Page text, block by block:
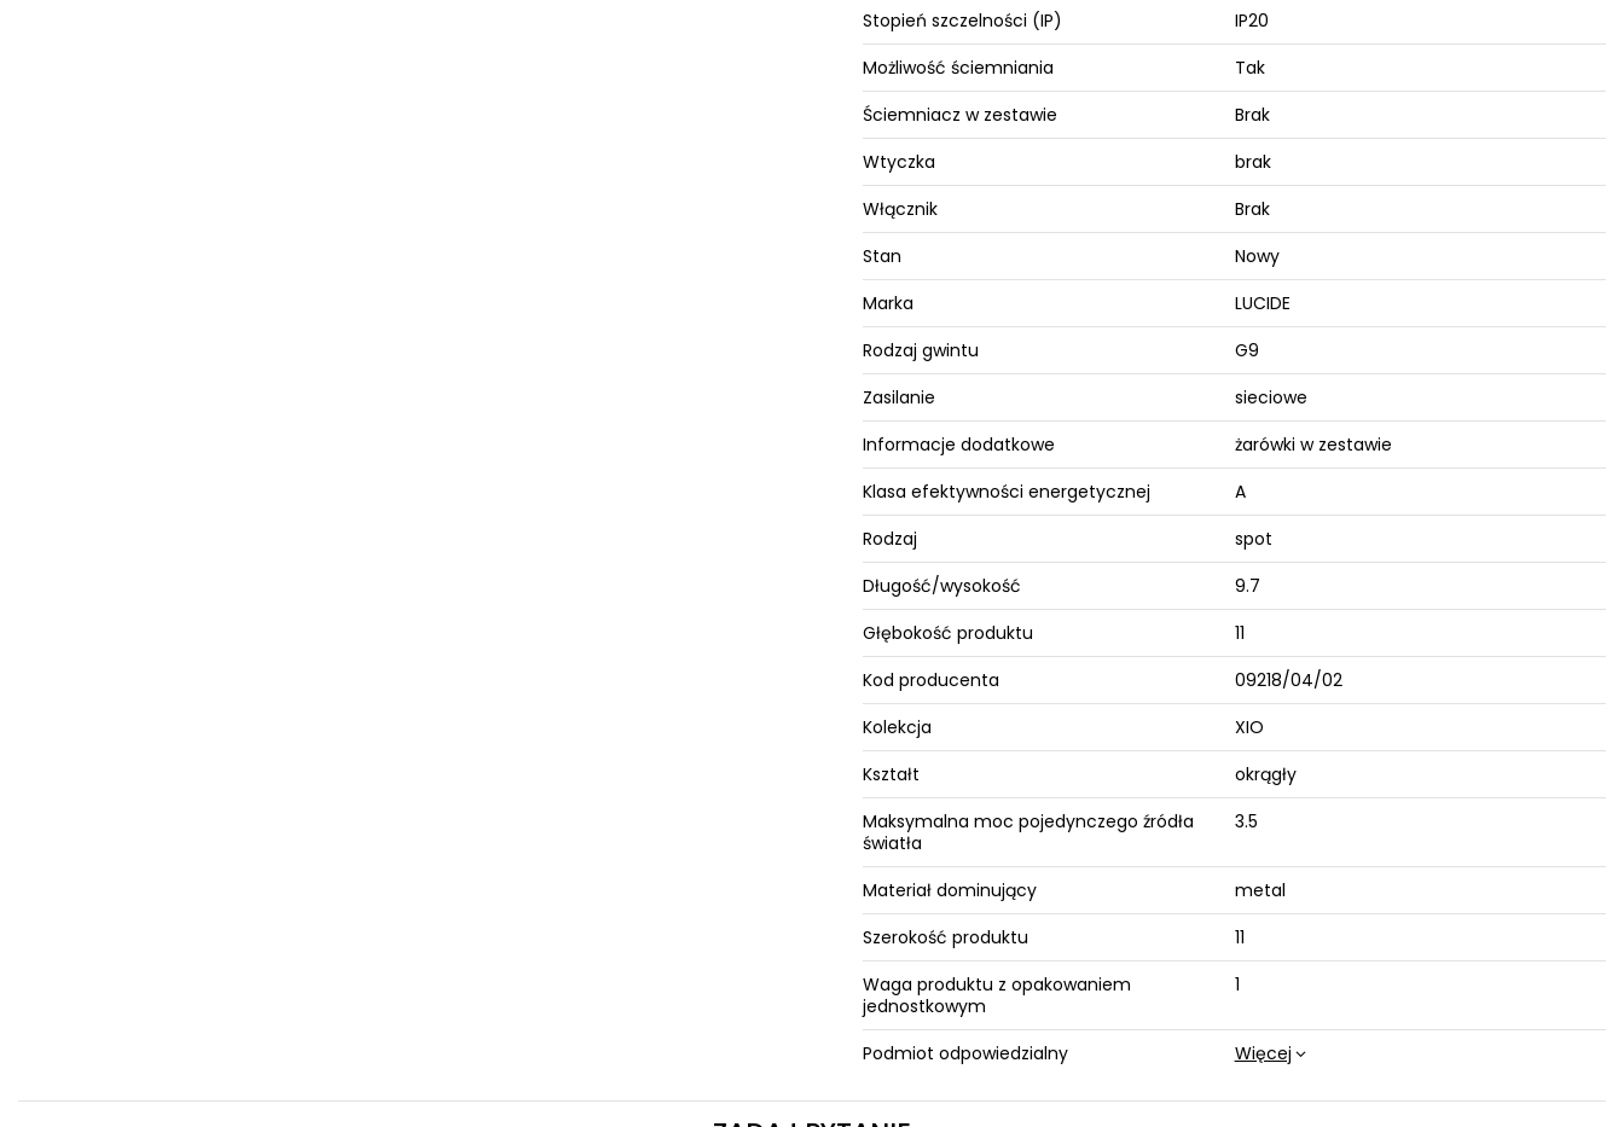
Stopień szczelności (IP)
IP20
Możliwość ściemniania
Tak
Ściemniacz w zestawie
Brak
Wtyczka
brak
Włącznik
Brak
Stan
Nowy
Marka
LUCIDE
Rodzaj gwintu
G9
Zasilanie
sieciowe
Informacje dodatkowe
żarówki w zestawie
Klasa efektywności energetycznej
A
Rodzaj
spot
Długość/wysokość
9.7
Głębokość produktu
11
Kod producenta
09218/04/02
Kolekcja
XIO
Kształt
okrągły
Maksymalna moc pojedynczego źródła
światła
3.5
Materiał dominujący
metal
Szerokość produktu
11
Waga produktu z opakowaniem
jednostkowym
1
Podmiot odpowiedzialny Więcej